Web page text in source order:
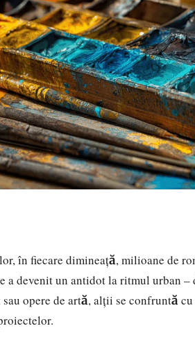
în fiecare dimineaţă, milioane de
a devenit un antidot la ritmul urban
opere de artă, alții se confruntă